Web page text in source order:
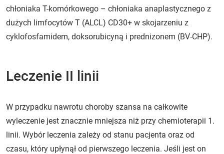
chłoniaka T-komórkowego – chłoniaka anaplastycznego z
dużych limfocytów T (ALCL) CD30+ w skojarzeniu z
cyklofosfamidem, doksorubicyną i prednizonem (BV-CHP).
Leczenie II linii
W przypadku nawrotu choroby szansa na całkowite
wyleczenie jest znacznie mniejsza niż przy chemioterapii 1.
linii. Wybór leczenia zależy od stanu pacjenta oraz od
czasu, który upłynął od pierwszego leczenia. Jeśli jest on